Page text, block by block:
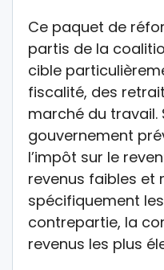
Ce paquet de
partis de la
cible
fiscalité, des
marché du travail.
gouvernement
l’impôt sur le
revenus faibles et
spécifiquement
contrepartie, la
revenus les plus